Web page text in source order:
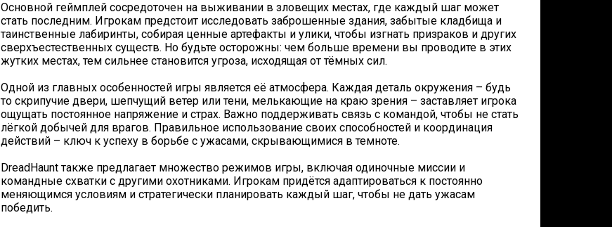
Основной геймплей сосредоточен на выживании в зловещих местах, где каждый шаг может
стать последним. Игрокам предстоит исследовать заброшенные здания, забытые кладбища и
таинственные лабиринты, собирая ценные артефакты и улики, чтобы изгнать призраков и других
сверхъестественных существ. Но будьте осторожны: чем больше времени вы проводите в этих
жутких местах, тем сильнее становится угроза, исходящая от тёмных сил.
Одной из главных особенностей игры является её атмосфера. Каждая деталь окружения – будь
то скрипучие двери, шепчущий ветер или тени, мелькающие на краю зрения – заставляет игрока
ощущать постоянное напряжение и страх. Важно поддерживать связь с командой, чтобы не стать
лёгкой добычей для врагов. Правильное использование своих способностей и координация
действий – ключ к успеху в борьбе с ужасами, скрывающимися в темноте.
DreadHaunt также предлагает множество режимов игры, включая одиночные миссии и
командные схватки с другими охотниками. Игрокам придётся адаптироваться к постоянно
меняющимся условиям и стратегически планировать каждый шаг, чтобы не дать ужасам
победить.